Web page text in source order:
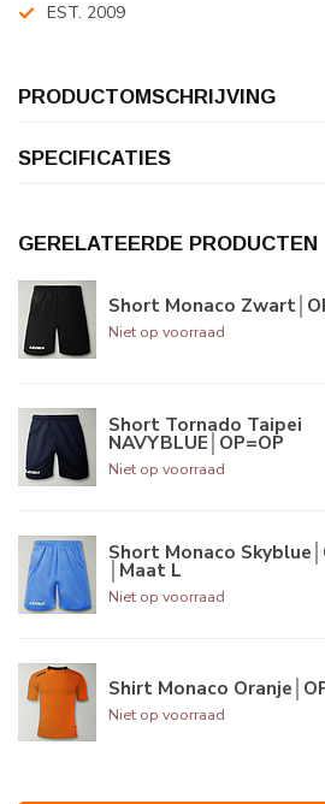
EST. 2009
PRODUCTOMSCHRIJVING
SPECIFICATIES
GERELATEERDE PRODUCTEN
Short Monaco
Niet op voorraad
Short Tornado Taipei
NAVYBLUE│OP=OP
Niet op voorraad
Short Monaco
│Maat L
Niet op voorraad
Shirt Monaco
Niet op voorraad